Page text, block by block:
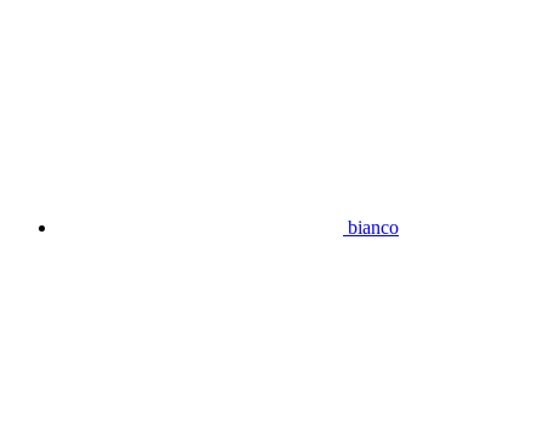
bianco